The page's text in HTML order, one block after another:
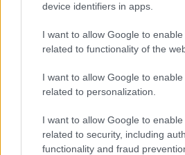
device identifiers in apps.
I want to allow Google to
related to functionality of the
I want to allow Google to
related to personalization.
I want to allow Google to
related to security, including
functionality and fraud